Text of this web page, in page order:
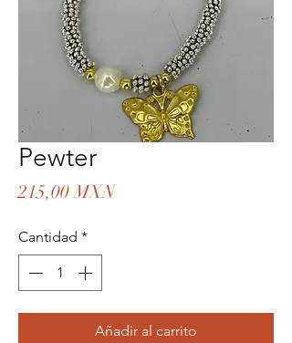
Pewter
215,00 MXNPrecio
Cantidad *
Añadir al carrito